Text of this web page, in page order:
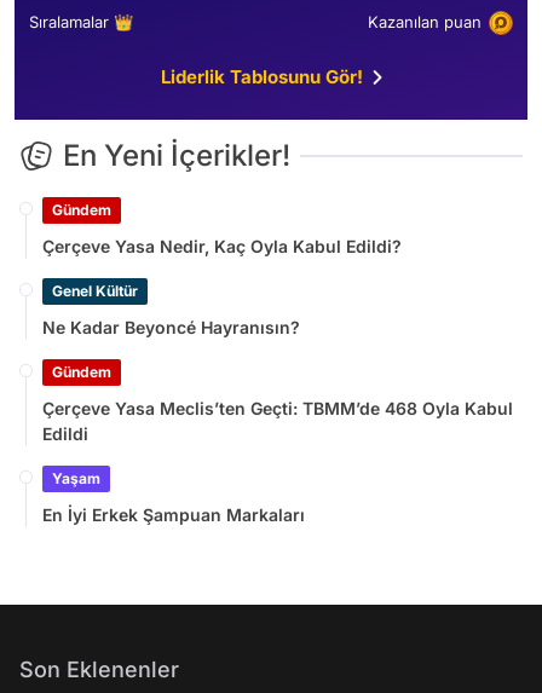
Sıralamalar 👑 Kazanılan puan
Liderlik Tablosunu Gör!
En Yeni İçerikler!
Gündem
Çerçeve Yasa Nedir, Kaç Oyla Kabul Edildi?
Genel Kültür
Ne Kadar Beyoncé Hayranısın?
Gündem
Çerçeve Yasa Meclis’ten Geçti: TBMM’de 468 Oyla Kabul
Edildi
Yaşam
En İyi Erkek Şampuan Markaları
Son Eklenenler